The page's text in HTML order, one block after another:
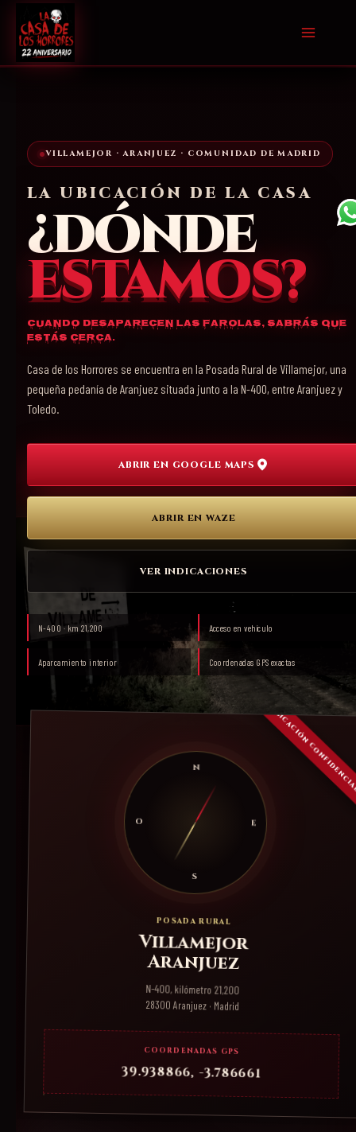
contenido
VILLAMEJOR · ARANJUEZ · COMUNIDAD DE MADRID
LA UBICACIÓN DE LA CASA
¿DÓNDE
ESTAMOS?
Cuando desaparecen las farolas, sabrás que
estás cerca.
Casa de los Horrores se encuentra en la Posada Rural de Villamejor, una
pequeña pedanía de Aranjuez situada junto a la N-400, entre Aranjuez y
Toledo.
ABRIR EN GOOGLE MAPS
ABRIR EN WAZE
VER INDICACIONES
N-400 · km 21,200 Acceso en vehículo
Aparcamiento interior Coordenadas GPS exactas
N
S
E
O
POSADA RURAL
Villamejor
Aranjuez
N-400, kilómetro 21,200
28300 Aranjuez · Madrid
COORDENADAS GPS
39.938866, -3.786661